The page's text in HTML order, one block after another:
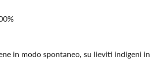
in modo spontaneo, su lieviti indigeni